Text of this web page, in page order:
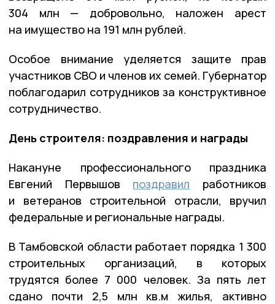
304 млн — добровольно, наложен арест
на имущество на 191 млн рублей.
Особое внимание уделяется защите прав
участников СВО и членов их семей. Губернатор
поблагодарил сотрудников за конструктивное
сотрудничество.
День строителя: поздравления и награды
Накануне профессионального праздника
Евгений Первышов поздравил работников
и ветеранов строительной отрасли, вручил
федеральные и региональные награды.
В Тамбовской области работает порядка 1 300
строительных организаций, в которых
трудятся более 7 000 человек. За пять лет
сдано почти 2,5 млн кв.м жилья, активно